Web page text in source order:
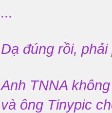
...
Dạ đúng rồi,
Anh TNNA
và ông Tinypic